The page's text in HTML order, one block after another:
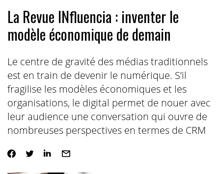
La Revue INfluencia : inventer le
modèle économique de demain
Le centre de gravité des médias traditionnels
est en train de devenir le numérique. S’il
fragilise les modèles économiques et les
organisations, le digital permet de nouer avec
leur audience une conversation qui ouvre de
nombreuses perspectives en termes de CRM